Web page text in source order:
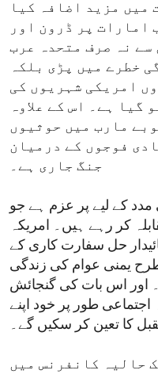
میں مزید اضافہ کیا
امارات پر ڈرون اور
سے نہ صرف متحدہ عرب
خطرے میں پڑی بلکہ
امریکی شہریوں کی
گیا ہے۔ اس کے علاوہ
مارب میں حوثیوں
فوجوں کے درمیان
جنگ جاری ہے۔
مدد کے لیے پر عزم ہے جو
کر رہے ہیں۔ امریکہ
حل سفارت کاری کے
یمنی عوام کی زندگی
اور اس بات کی گنجائش
طور پر خود اپنے
کا تعین کر سکیں گے۔
حالیہ کانفرنس میں